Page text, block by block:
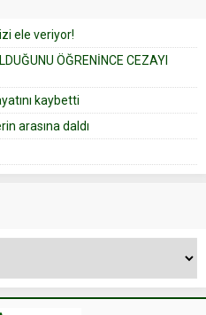
yapıştırdığı için düğünden...
ele veriyor!
ÖĞRENİNCE CEZAYI
kaybetti
arasına daldı